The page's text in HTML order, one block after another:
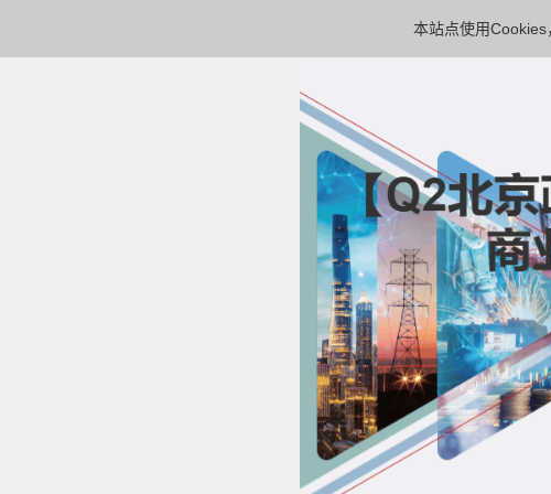
本站点使用Cookies